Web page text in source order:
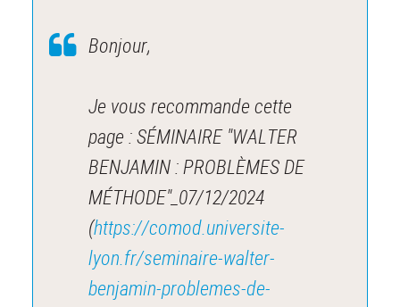
Bonjour,
Je vous recommande cette
page : SÉMINAIRE "WALTER
BENJAMIN : PROBLÈMES DE
MÉTHODE"_07/12/2024
(https://comod.universite-
lyon.fr/seminaire-walter-
benjamin-problemes-de-